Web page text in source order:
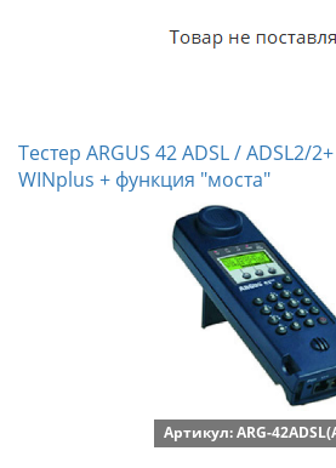
Тестер ARGUS 42 ADSL / ADSL2/
WINplus + функция "моста"
Артикул: ARG-